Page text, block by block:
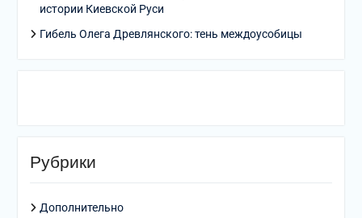
истории Киевской Руси
Гибель Олега Древлянского: тень междоусобицы
Рубрики
Дополнительно